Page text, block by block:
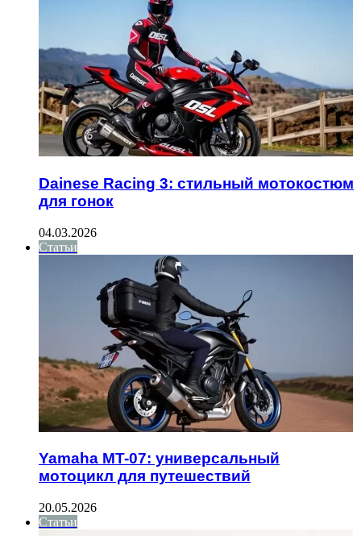
Dainese Racing 3: стильный мотокостюм
для гонок
04.03.2026
Статьи
Yamaha MT-07: универсальный
мотоцикл для путешествий
20.05.2026
Статьи